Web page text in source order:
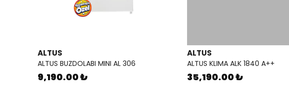
ALTUS
ALTUS BUZDOLABI MINI AL 306
9,190.00 ₺
ALTUS
ALTUS KLIMA ALK 1840 A++
35,190.00 ₺